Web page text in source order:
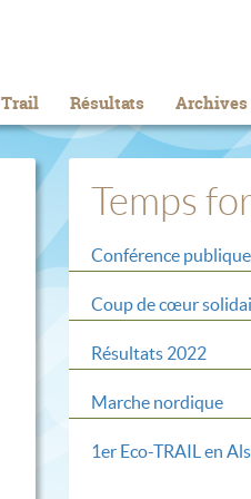
Résultats Archives
Temps
Conférence publique
Coup de cœur
Résultats 2022
Marche nordique
1er Eco-TRAIL en